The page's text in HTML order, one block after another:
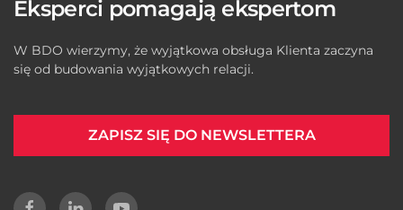
Eksperci pomagają ekspertom
W BDO wierzymy, że wyjątkowa obsługa Klienta zaczyna
się od budowania wyjątkowych relacji.
ZAPISZ SIĘ DO NEWSLETTERA